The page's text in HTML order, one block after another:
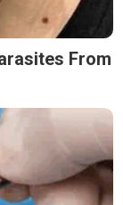
From